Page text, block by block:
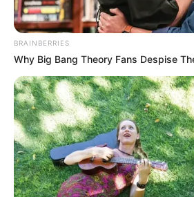
BRAINBERRIES
Why Big Bang Theory Fans Despise